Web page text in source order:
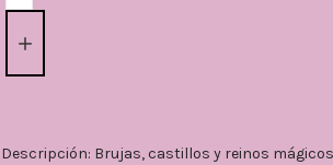
Descripción: Brujas, castillos y reinos